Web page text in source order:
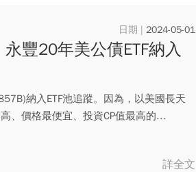
2024-05-01
豐20年美公債ETF納入
納入ETF池追蹤。因為，以美國長天
、價格最便宜、投資CP值最高的...
詳全文